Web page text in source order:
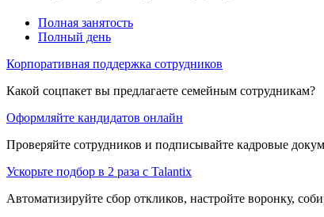
Полная занятость
Полный день
Корпоративная поддержка сотрудников
Какой соцпакет вы предлагаете семейным сотрудникам?
Оформляйте кандидатов онлайн
Проверяйте сотрудников и подписывайте кадровые
Ускорьте подбор в 2 раза с Talantix
Автоматизируйте сбор откликов, настройте воронку,